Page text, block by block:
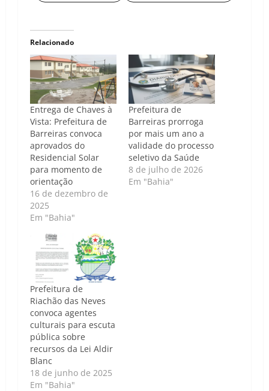
Relacionado
Entrega de Chaves à
Vista: Prefeitura de
Barreiras convoca
aprovados do
Residencial Solar
para momento de
orientação
16 de dezembro de
2025
Em "Bahia"
Prefeitura de
Barreiras prorroga
por mais um ano a
validade do processo
seletivo da Saúde
8 de julho de 2026
Em "Bahia"
Prefeitura de
Riachão das Neves
convoca agentes
culturais para escuta
pública sobre
recursos da Lei Aldir
Blanc
18 de junho de 2025
Em "Bahia"